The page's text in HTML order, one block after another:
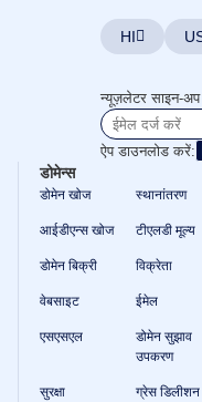
HI
न्यूज़लेटर साइन-अप
ऐप डाउनलोड करें:
डोमेन्स
डोमेन खोज स्थानांतरण
आईडीएन्स खोज टीएलडी मूल्य
डोमेन बिक्री विक्रेता
वेबसाइट ईमेल
एसएसएल
डोमेन सुझाव
उपकरण
सुरक्षा ग्रेस डिलीशन